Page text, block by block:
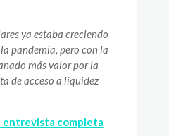
ya estaba creciendo
pandemia, pero con la
más valor por la
de acceso a liquidez
entrevista completa